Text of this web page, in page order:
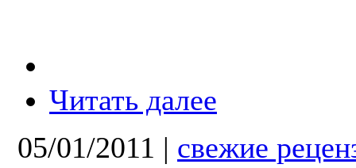
Читать далее
05/01/2011 | свежие